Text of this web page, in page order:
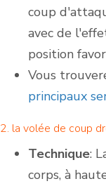
coup
avec de
position
Vous
principaux
2. la volée de coup
Technique:
corps, à